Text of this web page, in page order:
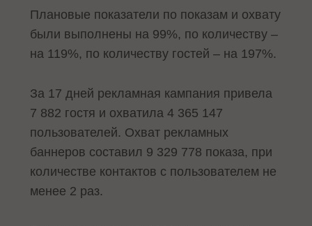
Плановые показатели по показам и охвату
были выполнены на 99%, по количеству –
на 119%, по количеству гостей – на 197%.
За 17 дней рекламная кампания привела
7 882 гостя и охватила 4 365 147
пользователей. Охват рекламных
баннеров составил 9 329 778 показа, при
количестве контактов с пользователем не
менее 2 раз.